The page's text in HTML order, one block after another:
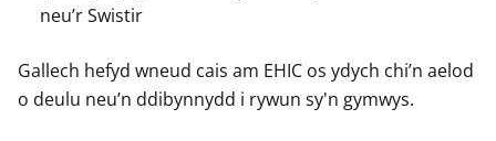
neu’r Swistir
Gallech hefyd wneud cais am EHIC os ydych chi’n aelod
o deulu neu’n ddibynnydd i rywun sy'n gymwys.